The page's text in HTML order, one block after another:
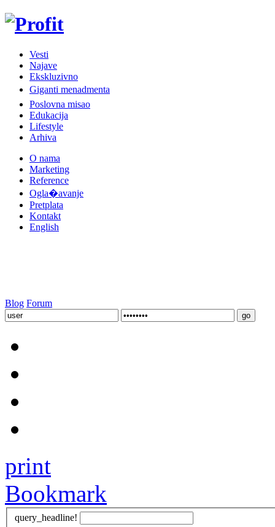
Vesti
Najave
Ekskluzivno
Giganti menadmenta
Poslovna misao
Edukacija
Lifestyle
Arhiva
O nama
Marketing
Reference
Ogla�avanje
Pretplata
Kontakt
English
Blog Forum
print
Bookmark
query_headline!